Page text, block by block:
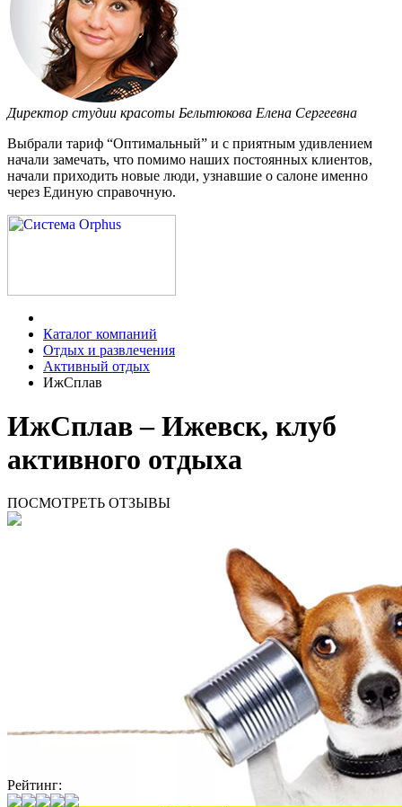
Директор студии красоты Бельтюкова Елена Сергеевна
Выбрали тариф “Оптимальный” и с приятным удивлением
начали замечать, что помимо наших постоянных клиентов,
начали приходить новые люди, узнавшие о салоне именно
через Единую справочную.
Каталог компаний
Отдых и развлечения
Активный отдых
ИжСплав
ИжСплав – Ижевск, клуб
активного отдыха
ПОСМОТРЕТЬ ОТЗЫВЫ
Рейтинг: